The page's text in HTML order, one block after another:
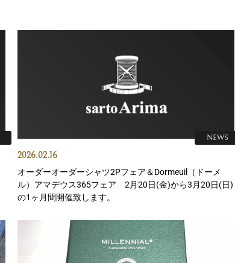
2026.02.16
NEWS
オーダーオーダーシャツ2Pフェア＆Dormeuil（ドーメ
ル）アマデウス365フェア 2月20日(金)から3月20日(日)
の1ヶ月間開催致します。